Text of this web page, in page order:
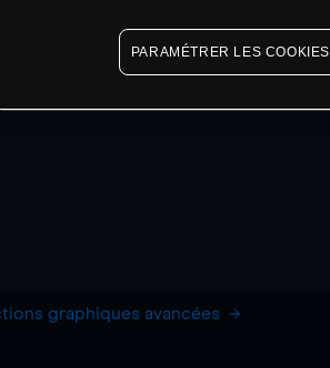
graphiques avancées
PARAMÉTRER LES COOKIES